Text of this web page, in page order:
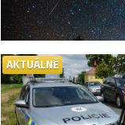
AKTUÁLNĚ